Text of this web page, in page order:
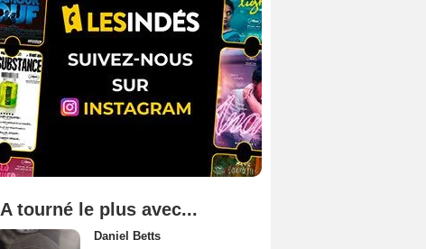
A tourné le plus avec...
Daniel Betts